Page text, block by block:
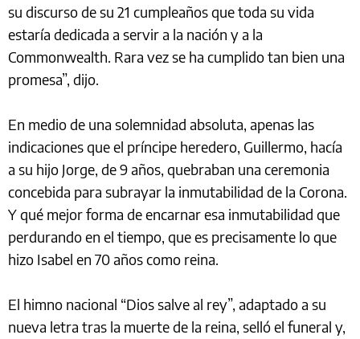
su discurso de su 21 cumpleaños que toda su vida
estaría dedicada a servir a la nación y a la
Commonwealth. Rara vez se ha cumplido tan bien una
promesa”, dijo.
En medio de una solemnidad absoluta, apenas las
indicaciones que el príncipe heredero, Guillermo, hacía
a su hijo Jorge, de 9 años, quebraban una ceremonia
concebida para subrayar la inmutabilidad de la Corona.
Y qué mejor forma de encarnar esa inmutabilidad que
perdurando en el tiempo, que es precisamente lo que
hizo Isabel en 70 años como reina.
El himno nacional “Dios salve al rey”, adaptado a su
nueva letra tras la muerte de la reina, selló el funeral y,